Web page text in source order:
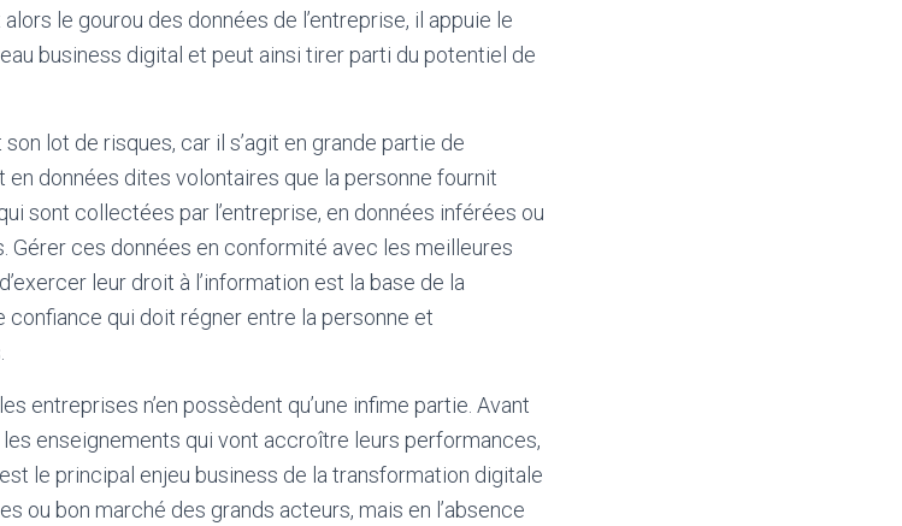
le gourou des données de l’entreprise, il appuie le
business digital et peut ainsi tirer parti du potentiel de
lot de risques, car il s’agit en grande partie de
données dites volontaires que la personne fournit
sont collectées par l’entreprise, en données inférées ou
Gérer ces données en conformité avec les meilleures
leur droit à l’information est la base de la
qui doit régner entre la personne et
entreprises n’en possèdent qu’une infime partie. Avant
enseignements qui vont accroître leurs performances,
le principal enjeu business de la transformation digitale
ou bon marché des grands acteurs, mais en l’absence